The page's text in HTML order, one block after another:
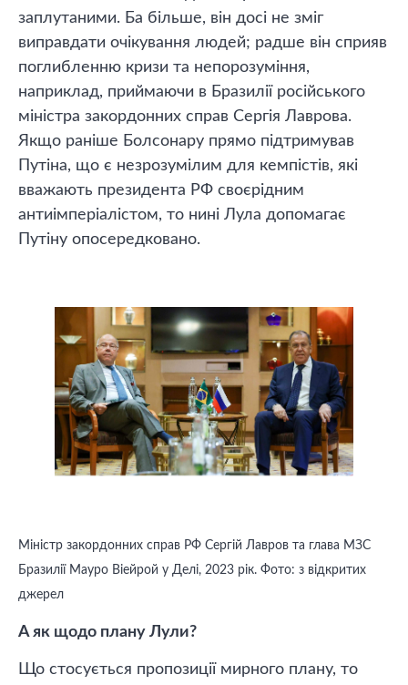
заплутаними. Ба більше, він досі не зміг
виправдати очікування людей; радше він сприяв
поглибленню кризи та непорозуміння,
наприклад, приймаючи в Бразилії російського
міністра закордонних справ Сергія Лаврова.
Якщо раніше Болсонару прямо підтримував
Путіна, що є незрозумілим для кемпістів, які
вважають президента РФ своєрідним
антиімперіалістом, то нині Лула допомагає
Путіну опосередковано.
Міністр закордонних справ РФ Сергій Лавров та глава МЗС
Бразилії Мауро Віейрой у Делі, 2023 рік. Фото: з відкритих
джерел
А як щодо плану Лули?
Що стосується пропозиції мирного плану, то